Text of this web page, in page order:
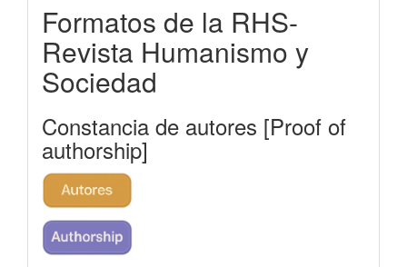
rhs
Formatos de la RHS-
Revista Humanismo y
Sociedad
Constancia de autores [Proof of
authorship]